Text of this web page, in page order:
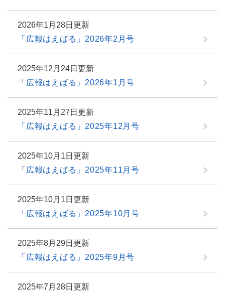
2026年1月28日更新
「広報はえばる」2026年2月号
2025年12月24日更新
「広報はえばる」2026年1月号
2025年11月27日更新
「広報はえばる」2025年12月号
2025年10月1日更新
「広報はえばる」2025年11月号
2025年10月1日更新
「広報はえばる」2025年10月号
2025年8月29日更新
「広報はえばる」2025年9月号
2025年7月28日更新